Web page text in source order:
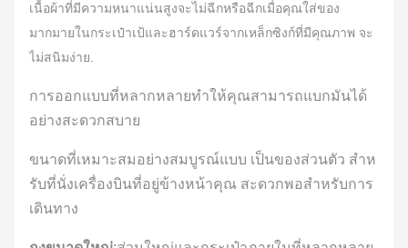
เนื้อผ้าที่มีความหนาแน่นสูงจะไม่ฉีกหรือฉีกเมื่อคุณใส่ของ
มากมายในกระเป๋าเป้และฮาร์ดแวร์จากเหล็กซิงก์ที่มีคุณภาพ จะ
ไม่สนิมง่าย.
การออกแบบที่หลากหลายทําให้คุณสามารถแบกมันได้
อย่างสะดวกสบาย
ขนาดที่เหมาะสมอย่างสมบูรณ์แบบ เป็นของส่วนตัว สําห
รับที่นั่งเครื่องบินที่อยู่ข้างหน้าคุณ สะดวกพอสําหรับการ
เดินทาง